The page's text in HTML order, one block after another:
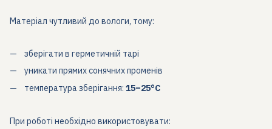
Матеріал чутливий до вологи, тому:
зберігати в герметичній тарі
уникати прямих сонячних променів
температура зберігання: 15–25°C
При роботі необхідно використовувати: